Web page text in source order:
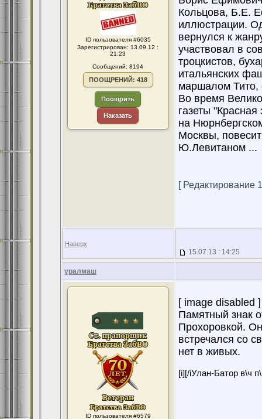
ID пользователя #6035
Зарегистрирован: 13.09.12 :
21:23
Сообщений: 8194
ПООЩРЕНИЙ: 418
Поощрить
Наказать
Кольцова, Б.Е.
иллюстрации.
вернулся к
участвовал в
троцкистов,
итальянских
маршалом Тито,
Во время
газеты
на
Москвы,
Ю.Левитаном ...
[ Редактирование
Наверх
15.07.13 : 14:25
уралмаш
ID пользователя #6579
[ image disabled ]
Памятный знак
Прохоровкой.
встречался со
нет в живых.
[i][/iУлан-Батор в\ч